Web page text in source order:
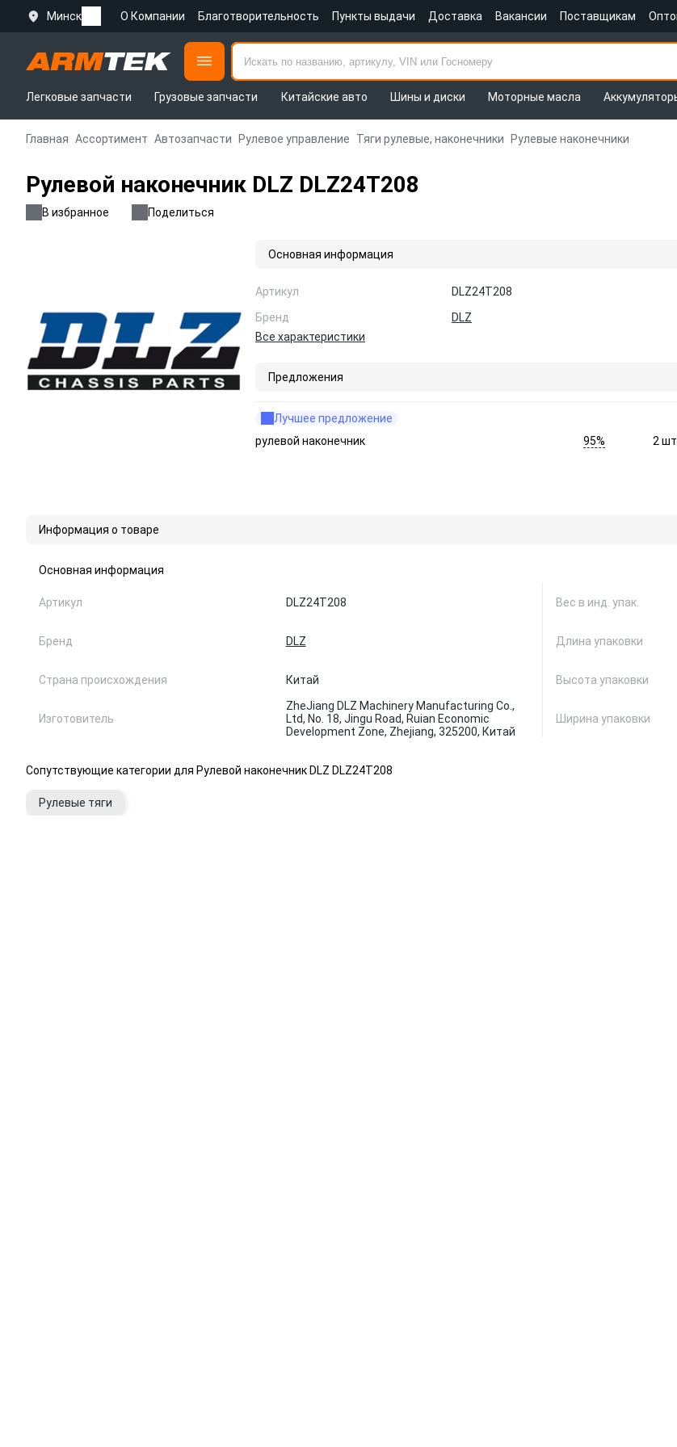
Минск О Компании Благотворительность Пункты выдачи Доставка Вакансии Поставщикам
Легковые запчасти
Грузовые запчасти Китайские авто Шины и диски Моторные масла
Главная Ассортимент Автозапчасти Рулевое управление Тяги рулевые, наконечники Рулевые наконечники
Рулевой наконечник DLZ DLZ24T208
В избранное Поделиться
Основная информация
Артикул
DLZ24T208
Бренд
DLZ
Все характеристики
Предложения
Лучшее предложение
рулевой наконечник
95% 2шт.
Информация о товаре
Основная информация
Артикул DLZ24T208
Бренд DLZ
Страна происхождения Китай
Изготовитель
ZheJiang DLZ Machinery Manufacturing Co.,
Ltd, No. 18, Jingu Road, Ruian Economic
Development Zone, Zhejiang, 325200, Китай
Вес в инд. упак.
Длина упаковки
Высота упаковки
Ширина упаковки
Сопутствующие категории для Рулевой наконечник DLZ DLZ24T208
Рулевые тяги